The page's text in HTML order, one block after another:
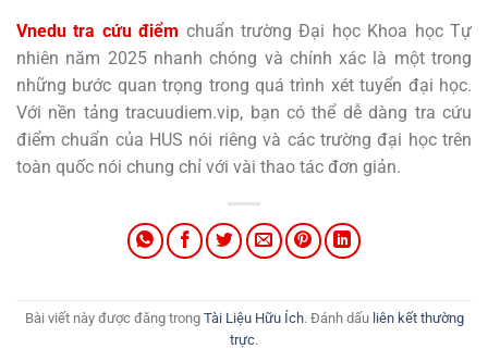
Vnedu tra cứu điểm chuẩn trường Đại học Khoa học Tự
nhiên năm 2025 nhanh chóng và chính xác là một trong
những bước quan trọng trong quá trình xét tuyển đại học.
Với nền tảng tracuudiem.vip, bạn có thể dễ dàng tra cứu
điểm chuẩn của HUS nói riêng và các trường đại học trên
toàn quốc nói chung chỉ với vài thao tác đơn giản.
Bài viết này được đăng trong Tài Liệu Hữu Ích. Đánh dấu liên kết thường
trực.